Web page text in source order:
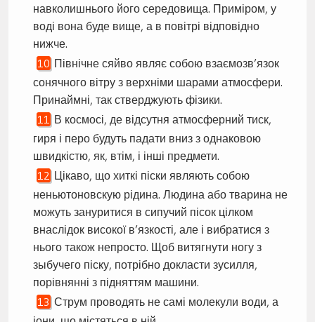
навколишнього його середовища. Приміром, у
воді вона буде вище, а в повітрі відповідно
нижче.
Північне сяйво являє собою взаємозв’язок
сонячного вітру з верхніми шарами атмосфери.
Принаймні, так стверджують фізики.
В космосі, де відсутня атмосферний тиск,
гиря і перо будуть падати вниз з однаковою
швидкістю, як, втім, і інші предмети.
Цікаво, що хиткі піски являють собою
неньютоновскую рідина. Людина або тварина не
можуть зануритися в сипучий пісок цілком
внаслідок високої в’язкості, але і вибратися з
нього також непросто. Щоб витягнути ногу з
зыбучего піску, потрібно докласти зусилля,
порівнянні з підняттям машини.
Струм проводять не самі молекули води, а